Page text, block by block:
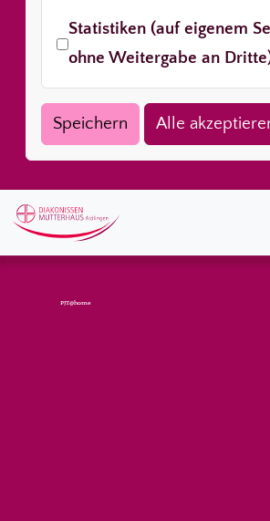
Statistiken (auf eigenem
ohne Weitergabe an
PJT@home